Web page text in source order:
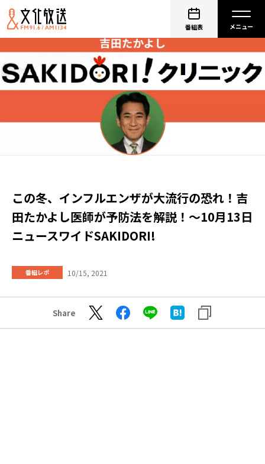
番組表
この冬、インフルエンザが大流行の恐れ！吉
田たかよし医師が予防法を解説！～10月13日
ニュースワイドSAKIDORI!
番組レポ 10/15, 2021
Share